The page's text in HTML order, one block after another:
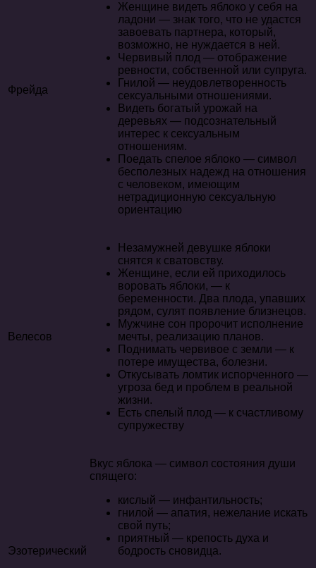
Фрейда
Женщине видеть яблоко у себя на
ладони — знак того, что не удастся
завоевать партнера, который,
возможно, не нуждается в ней.
Червивый плод — отображение
ревности, собственной или супруга.
Гнилой — неудовлетворенность
сексуальными отношениями.
Видеть богатый урожай на
деревьях — подсознательный
интерес к сексуальным
отношениям.
Поедать спелое яблоко — символ
бесполезных надежд на отношения
с человеком, имеющим
нетрадиционную сексуальную
ориентацию
Велесов
Незамужней девушке яблоки
снятся к сватовству.
Женщине, если ей приходилось
воровать яблоки, — к
беременности. Два плода, упавших
рядом, сулят появление близнецов.
Мужчине сон пророчит исполнение
мечты, реализацию планов.
Поднимать червивое с земли — к
потере имущества, болезни.
Откусывать ломтик испорченного —
угроза бед и проблем в реальной
жизни.
Есть спелый плод — к счастливому
супружеству
Эзотерический
Вкус яблока — символ состояния души
спящего:
кислый — инфантильность;
гнилой — апатия, нежелание искать
свой путь;
приятный — крепость духа и
бодрость сновидца.